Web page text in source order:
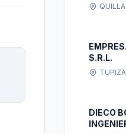
S.R.L.
TUPIZA
DIECO